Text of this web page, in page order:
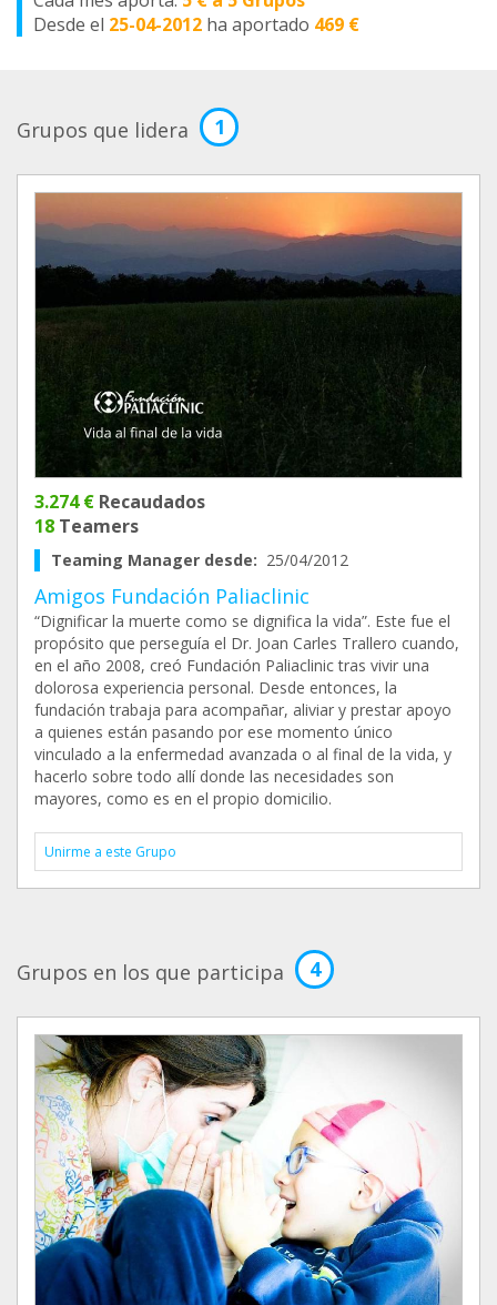
Desde el 25-04-2012 ha aportado 469 €
Grupos que lidera 1
3.274 € Recaudados
18 Teamers
Teaming Manager desde: 25/04/2012
Amigos Fundación Paliaclinic
“Dignificar la muerte como se dignifica la vida”. Este fue el
propósito que perseguía el Dr. Joan Carles Trallero cuando,
en el año 2008, creó Fundación Paliaclinic tras vivir una
dolorosa experiencia personal. Desde entonces, la
fundación trabaja para acompañar, aliviar y prestar apoyo
a quienes están pasando por ese momento único
vinculado a la enfermedad avanzada o al final de la vida, y
hacerlo sobre todo allí donde las necesidades son
mayores, como es en el propio domicilio.
Unirme a este Grupo
Grupos en los que participa 4